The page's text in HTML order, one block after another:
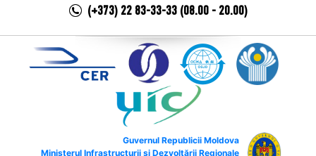
(+373) 22 83-33-33 (08.00 - 20.00)
Guvernul Republicii Moldova
Ministerul Infrastructurii și Dezvoltării Regionale